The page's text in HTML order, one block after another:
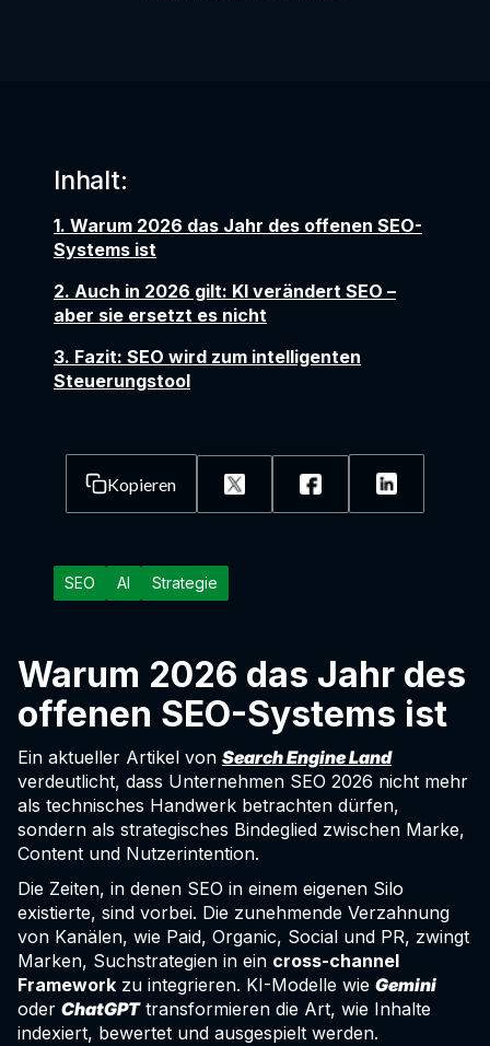
Inhalt:
1. Warum 2026 das Jahr des offenen SEO-
Systems ist
2. Auch in 2026 gilt: KI verändert SEO –
aber sie ersetzt es nicht
3. Fazit: SEO wird zum intelligenten
Steuerungstool
Kopieren
SEO AI Strategie
Warum 2026 das Jahr des
offenen SEO-Systems ist
Ein aktueller Artikel von Search Engine Land
verdeutlicht, dass Unternehmen SEO 2026 nicht mehr
als technisches Handwerk betrachten dürfen,
sondern als strategisches Bindeglied zwischen Marke,
Content und Nutzerintention.
Die Zeiten, in denen SEO in einem eigenen Silo
existierte, sind vorbei. Die zunehmende Verzahnung
von Kanälen, wie Paid, Organic, Social und PR, zwingt
Marken, Suchstrategien in ein cross-channel
Framework zu integrieren. KI-Modelle wie Gemini
oder ChatGPTtransformieren die Art, wie Inhalte
indexiert, bewertet und ausgespielt werden.